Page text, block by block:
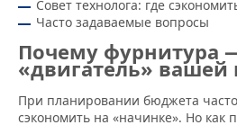
Совет технолога: где
Часто задаваемые вопросы
Почему фурнитура
«двигатель» вашей
При планировании бюджета часто
сэкономить на «начинке». Но как